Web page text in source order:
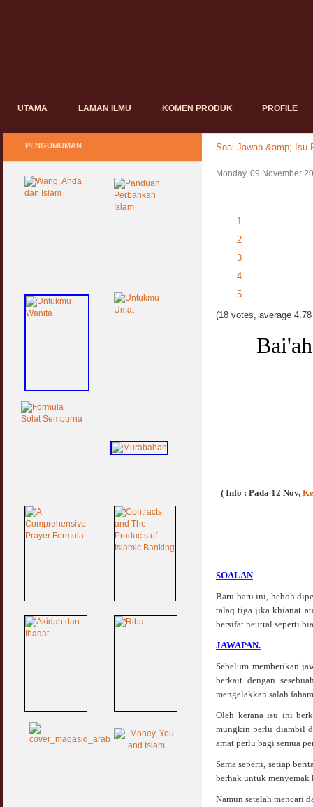
UTAMA LAMAN ILMU KOMEN PRODUK PROFILE
Soal Jawab &amp; Isu
Monday, 09 November
1
2
3
4
5
(18 votes, average
( Info : Pada 12 Nov,
SOALAN
Baru-baru ini, heboh
talaq tiga jika khianat
bersifat neutral seperti
JAWAPAN.
Sebelum memberikan
berkait dengan
mengelakkan salah
Oleh kerana isu ini
mungkin perlu diambil
amat perlu bagi semua
Sama seperti, setiap
berhak untuk
Namun setelah mencari
PENGUMUMAN